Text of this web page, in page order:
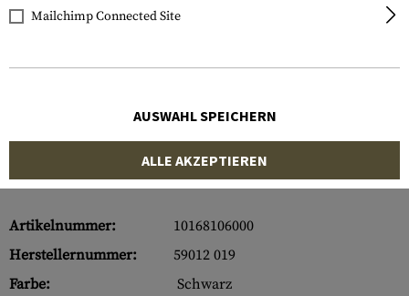
Artikelnummer:
10168106000
Herstellernummer:
59012 019
Farbe:
Schwarz
Mailchimp Connected Site
AUSWAHL SPEICHERN
ALLE AKZEPTIEREN